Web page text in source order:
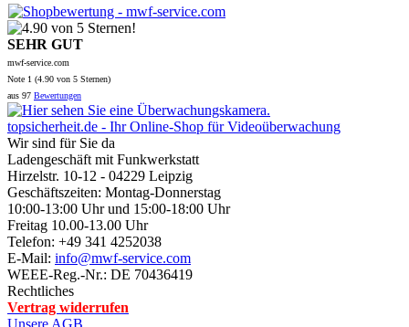
SEHR GUT
mwf-service.com
Note 1 (4.90 von 5 Sternen)
aus 97 Bewertungen
topsicherheit.de - Ihr Online-Shop für Videoüberwachung
Wir sind für Sie da
Ladengeschäft mit Funkwerkstatt
Hirzelstr. 10-12 - 04229 Leipzig
Geschäftszeiten: Montag-Donnerstag
10:00-13:00 Uhr und 15:00-18:00 Uhr
Freitag 10.00-13.00 Uhr
Telefon: +49 341 4252038
E-Mail: info@mwf-service.com
WEEE-Reg.-Nr.: DE 70436419
Rechtliches
Vertrag widerrufen